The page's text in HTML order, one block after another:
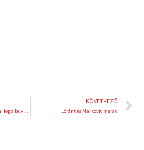
KÖVETKEZŐ
Lóránt és Markovic marad